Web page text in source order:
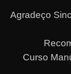
Agradeço
Curso